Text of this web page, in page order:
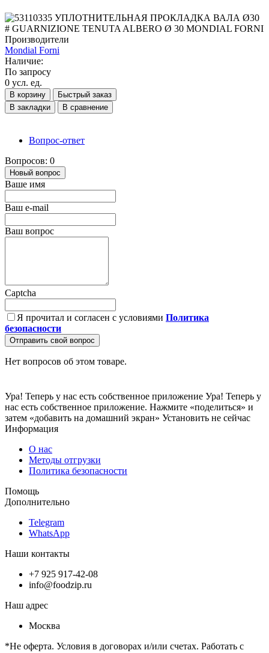
Производители
Mondial Forni
Наличие:
По запросу
0 усл. ед.
В корзину
Быстрый заказ
В закладки
В сравнение
Вопрос-ответ
Вопросов: 0
Новый вопрос
Ваше имя
Ваш e-mail
Ваш вопрос
Captcha
Я прочитал и согласен с условиями Политика
безопасности
Отправить свой вопрос
Нет вопросов об этом товаре.
Ура! Теперь у нас есть собственное приложение Ура! Теперь у
нас есть собственное приложение. Нажмите «поделиться» и
затем «добавить на домашний экран» Установить не сейчас
Информация
О нас
Методы отгрузки
Политика безопасности
Помощь
Дополнительно
Telegram
WhatsApp
Наши контакты
+7 925 917-42-08
info@foodzip.ru
Наш адрес
Москва
*Не оферта. Условия в договорах и/или счетах. Работать с